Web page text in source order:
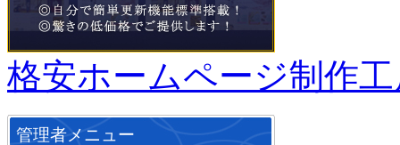
格安ホームページ制作
管理者メニュー